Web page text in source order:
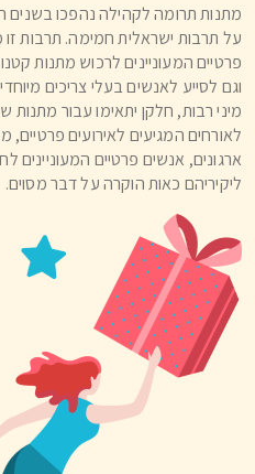
מתנות תרומה לקהילה נהפכו
על תרבות ישראלית חמימה. תרבות
פרטיים המעוניינים לרכוש מתנות
וגם לסייע לאנשים בעלי צריכים
מיני רבות, חלקן יתאימו עבור
לאורחים המגיעים לאירועים פרטיים,
ארגונים, אנשים פרטיים המעוניינים
ליקיריהם כאות הוקרה על דבר מסוים.